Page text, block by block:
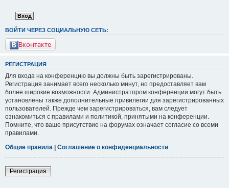
ВОЙТИ ЧЕРЕЗ СОЦИАЛЬНУЮ СЕТЬ:
Вконтакте
РЕГИСТРАЦИЯ
Для входа на конференцию вы должны быть зарегистрированы.
Регистрация занимает всего несколько минут, но предоставляет вам
более широкие возможности. Администратором конференции могут быть
установлены также дополнительные привилегии для зарегистрированных
пользователей. Прежде чем зарегистрироваться, вам следует
ознакомиться с правилами и политикой, принятыми на конференции.
Помните, что ваше присутствие на форумах означает согласие со всеми
правилами.
Общие правила
Соглашение о конфиденциальности
Регистрация